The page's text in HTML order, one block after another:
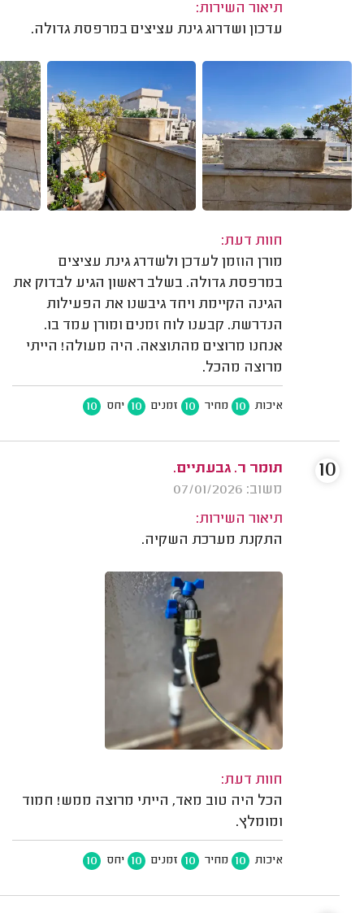
תיאור השירות:
עדכון ושדרוג גינת עציצים במרפסת גדולה.
חוות דעת:
מורן הוזמן לעדכן ולשדרג גינת עציצים
במרפסת גדולה. בשלב ראשון הגיע לבדוק את
הגינה הקיימת ויחד גיבשנו את הפעילות
הנדרשת. קבענו לוח זמנים ומורן עמד בו.
אנחנו מרוצים מהתוצאה. היה מעולה! הייתי
מרוצה מהכל.
איכות 10 מחיר 10 זמנים 10 יחס 10
תומר ר. גבעתיים.
משוב: 07/01/2026
תיאור השירות:
התקנת מערכת השקיה.
חוות דעת:
הכל היה טוב מאד, הייתי מרוצה ממש! חמוד
ומומלץ.
איכות 10 מחיר 10 זמנים 10 יחס 10
10